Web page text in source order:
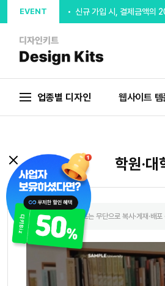
EVENT 출석체크 최대 5,000P 지
회원가입 디자인시안 무제한
웰컴포인트 5,000P 지급
업종별 디자인 웹사이트 템
학원·
본 사이트의 컨텐츠는 무단으로 복사·게재·배